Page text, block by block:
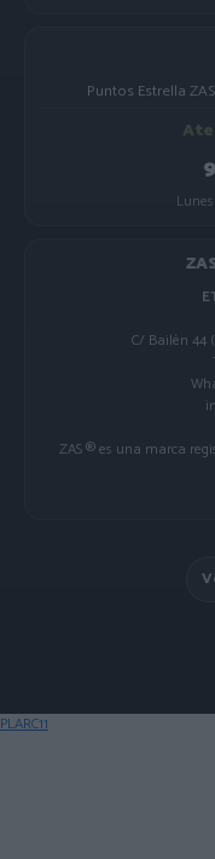
Puntos Estrella ZAS
C/ Bailén 44
ZAS ® es una marca
PLARC11